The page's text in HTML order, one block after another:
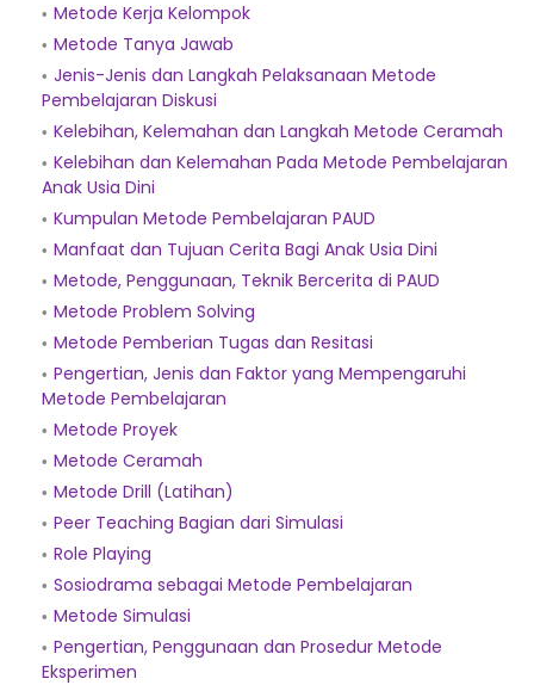
Metode Kerja Kelompok
Metode Tanya Jawab
Jenis-Jenis dan Langkah Pelaksanaan Metode
Pembelajaran Diskusi
Kelebihan, Kelemahan dan Langkah Metode Ceramah
Kelebihan dan Kelemahan Pada Metode Pembelajaran
Anak Usia Dini
Kumpulan Metode Pembelajaran PAUD
Manfaat dan Tujuan Cerita Bagi Anak Usia Dini
Metode, Penggunaan, Teknik Bercerita di PAUD
Metode Problem Solving
Metode Pemberian Tugas dan Resitasi
Pengertian, Jenis dan Faktor yang Mempengaruhi
Metode Pembelajaran
Metode Proyek
Metode Ceramah
Metode Drill (Latihan)
Peer Teaching Bagian dari Simulasi
Role Playing
Sosiodrama sebagai Metode Pembelajaran
Metode Simulasi
Pengertian, Penggunaan dan Prosedur Metode
Eksperimen